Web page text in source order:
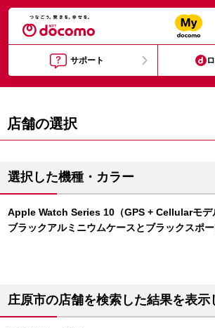
サポート
店舗の選択
選択した機種・カラー
Apple Watch Series 10（GPS + Cellularモデ
ブラックアルミニウムケースとブラックスポ
庄原市の店舗を検索した結果を表示